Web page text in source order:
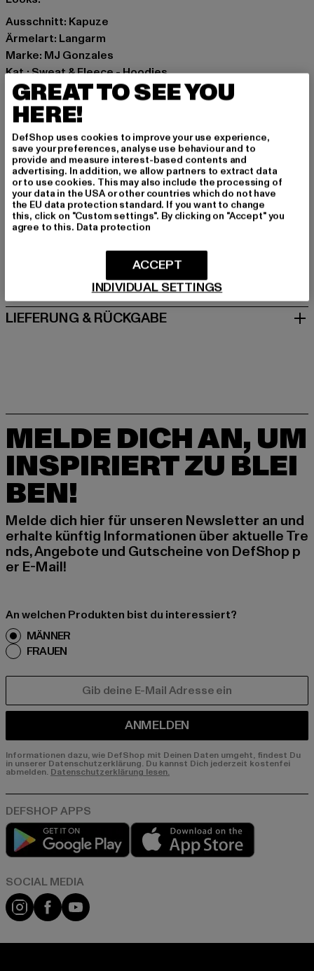
Ausschnitt: Kapuze
Ärmelart: Langarm
Marke: MJ Gonzales
Kat.: Sweat & Fleece - Hoodies
Farbe: weiß
Hersteller Farbe: white
Materialzusammensetzung: 100% Baumwolle
Art.Nr: MJG11655-00220
Hersteller: TB International GmbH |info@tbint.de
Dr.-Robert-Murjahn-Straße 7 | 64372 Ober-Ramstadt |
DE
GRÖSSE & PASSFORM
PFLEGEHINWEISE
LIEFERUNG & RÜCKGABE
MELDE DICH AN, UM
INSPIRIERT ZU BLEI
BEN!
Melde dich hier für unseren Newsletter an und
erhalte künftig Informationen über aktuelle Tre
nds, Angebote und Gutscheine von DefShop p
er E-Mail!
An welchen Produkten bist du interessiert?
MÄNNER
FRAUEN
ANMELDEN
Informationen dazu, wie DefShop mit Deinen Daten umgeht, findest Du
in unserer Datenschutzerklärung. Du kannst Dich jederzeit kostenfei
abmelden. Datenschutzerklärung lesen.
Play market
Instagram
FacebookYouTube
GREAT TO SEE YOU
HERE!
DefShop uses cookies to improve your use experience,
save your preferences, analyse use behaviour and to
provide and measure interest-based contents and
advertising. In addition, we allow partners to extract data
or to use cookies. This may also include the processing of
your data in the USA or other countries which do not have
the EU data protection standard. If you want to change
this, click on "Custom settings". By clicking on "Accept" you
agree to this. Data protection
INDIVIDUAL SETTINGS
ACCEPT